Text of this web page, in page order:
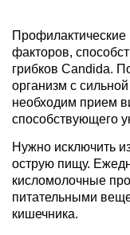
факторов,
грибков Candida.
организм с
необходим прием
способствующего
Нужно исключить
острую пищу.
кисломолочные
питательными
кишечника.